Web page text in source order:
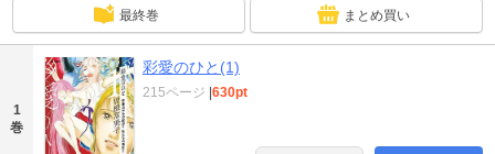
最終巻 まとめ買い
1
巻
彩愛のひと(1)
215ページ 630pt